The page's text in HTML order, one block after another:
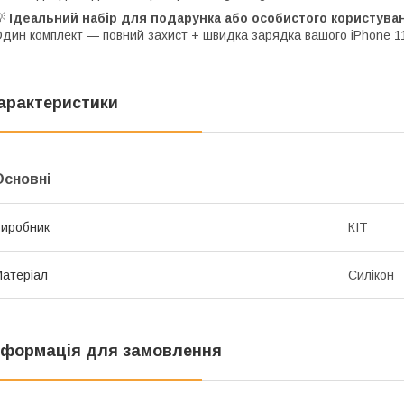
Ідеальний набір для подарунка або особистого
комплект — повний захист + швидка зарядка вашого iPhone
КІТ
Силікон
для замовлення